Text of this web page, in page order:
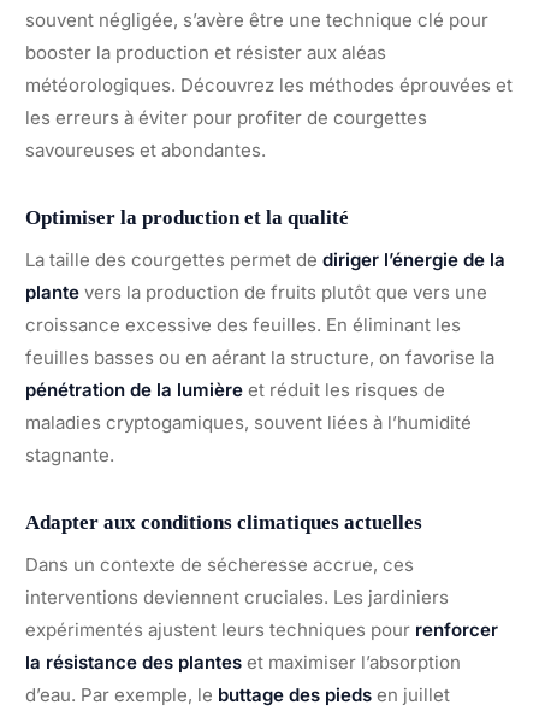
souvent négligée, s’avère être une technique clé pour
booster la production et résister aux aléas
météorologiques. Découvrez les méthodes éprouvées et
les erreurs à éviter pour profiter de courgettes
savoureuses et abondantes.
Optimiser la production et la qualité
La taille des courgettes permet de diriger l’énergie de la
plante vers la production de fruits plutôt que vers une
croissance excessive des feuilles. En éliminant les
feuilles basses ou en aérant la structure, on favorise la
pénétration de la lumière et réduit les risques de
maladies cryptogamiques, souvent liées à l’humidité
stagnante.
Adapter aux conditions climatiques actuelles
Dans un contexte de sécheresse accrue, ces
interventions deviennent cruciales. Les jardiniers
expérimentés ajustent leurs techniques pour renforcer
la résistance des plantes et maximiser l’absorption
d’eau. Par exemple, le buttage des pieds en juillet